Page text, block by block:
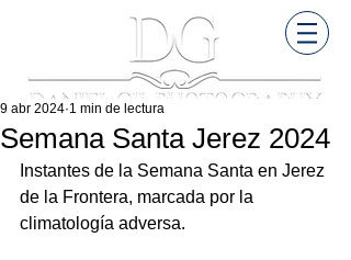
Semana Santa Jerez 2024
9 abr 2024 1 min de lectura
Instantes de la Semana Santa en Jerez
de la Frontera, marcada por la
climatología adversa.